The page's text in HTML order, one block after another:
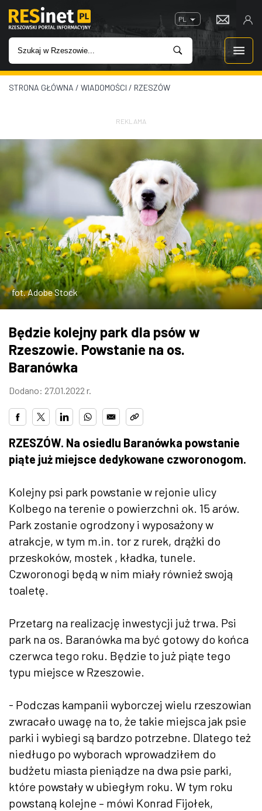
PL
WIADOMOŚCI
IMPREZY
ROZRYWKA
W KINACH
GASTRONOMIA
ZDJĘCIA
W RZESZOWIE
STRONA GŁÓWNA / WIADOMOŚCI / RZESZÓW
REKLAMA
fot. Adobe Stock
Będzie kolejny park dla psów w
Rzeszowie. Powstanie na os.
Baranówka
Dodano: 27.01.2022 r.
RZESZÓW. Na osiedlu Baranówka powstanie
piąte już miejsce dedykowane czworonogom.
Kolejny psi park powstanie w rejonie ulicy
Kolbego na terenie o powierzchni ok. 15 arów.
Park zostanie ogrodzony i wyposażony w
atrakcje, w tym m.in. tor z rurek, drążki do
przeskoków, mostek , kładka, tunele.
Czworonogi będą w nim miały również swoją
toaletę.
Przetarg na realizację inwestycji już trwa. Psi
park na os. Baranówka ma być gotowy do końca
czerwca tego roku. Będzie to już piąte tego
typu miejsce w Rzeszowie.
- Podczas kampanii wyborczej wielu rzeszowian
zwracało uwagę na to, że takie miejsca jak psie
parki i wybiegi są bardzo potrzebne. Dlatego też
niedługo po wyborach wprowadziłem do
budżetu miasta pieniądze na dwa psie parki,
które powstały w ubiegłym roku. W tym roku
powstaną kolejne – mówi Konrad Fijołek,